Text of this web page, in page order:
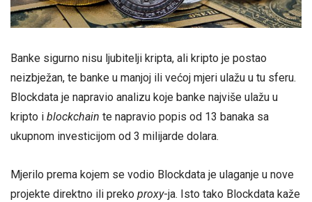
Banke sigurno nisu ljubitelji kripta, ali kripto je postao
neizbježan, te banke u manjoj ili većoj mjeri ulažu u tu sferu.
Blockdata je napravio analizu koje banke najviše ulažu u
kripto i blockchain te napravio popis od 13 banaka sa
ukupnom investicijom od 3 milijarde dolara.
Mjerilo prema kojem se vodio Blockdata je ulaganje u nove
projekte direktno ili preko proxy-ja. Isto tako Blockdata kaže